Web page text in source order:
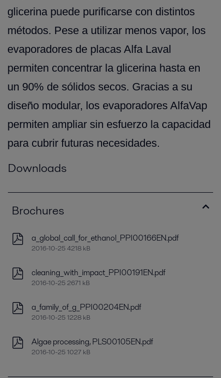
glicerina puede purificarse con distintos
métodos. Pese a utilizar menos vapor, los
evaporadores de placas Alfa Laval
permiten concentrar la glicerina hasta en
un 90% de sólidos secos. Gracias a su
diseño modular, los evaporadores AlfaVap
permiten ampliar sin esfuerzo la capacidad
para cubrir futuras necesidades.
Downloads
Brochures
a_global_call_for_ethanol_PPI00166EN.pdf
2016-10-25 4218 kB
cleaning_with_impact_PPI00191EN.pdf
2016-10-25 2671 kB
a_family_of_g_PPI00204EN.pdf
2016-10-25 1228 kB
Algae processing, PLS00105EN.pdf
2016-10-25 1027 kB